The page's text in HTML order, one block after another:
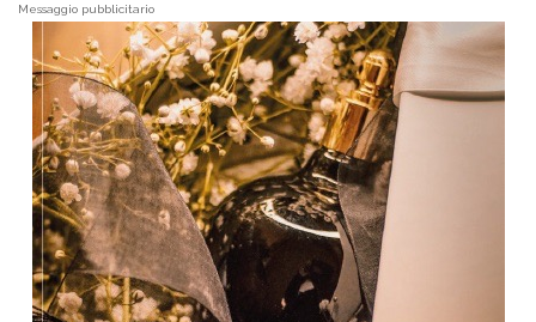
Messaggio pubblicitario